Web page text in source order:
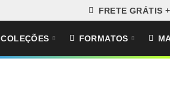
FRETE GRÁTIS
COLEÇÕES FORMATOS